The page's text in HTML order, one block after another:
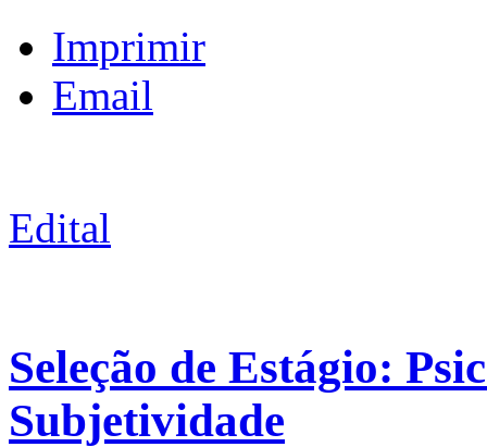
Imprimir
Email
Edital
Seleção de Estágio:
Subjetividade